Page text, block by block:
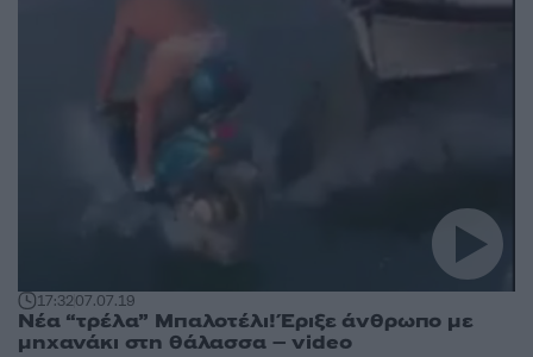
17:3207.07.19
Νέα “τρέλα” Μπαλοτέλι! Έριξε άνθρωπο με
μηχανάκι στη θάλασσα – video